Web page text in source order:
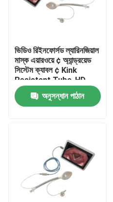
ভিডিও রিইনফোর্সড ল্যারিনজিয়াল
মাস্ক এয়ারওয়ে ¢ অ্যান্ড্রয়েড
সিস্টেম ক্যাবল ¢ Kink
Resistant Tube-HD
Camera-ISO
অনুসন্ধান পাঠান